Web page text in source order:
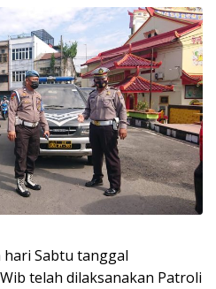
hari Sabtu tanggal
telah dilaksanakan Patroli